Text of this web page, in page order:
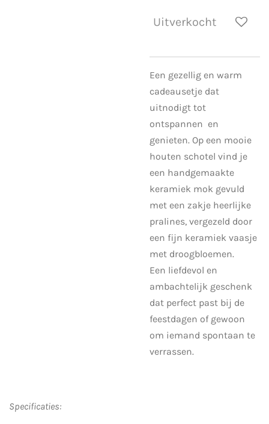
Uitverkocht
Een gezellig en warm
cadeausetje dat
uitnodigt tot
ontspannen en
genieten. Op een mooie
houten schotel vind je
een handgemaakte
keramiek mok gevuld
met een zakje heerlijke
pralines, vergezeld door
een fijn keramiek vaasje
met droogbloemen.
Een liefdevol en
ambachtelijk geschenk
dat perfect past bij de
feestdagen of gewoon
om iemand spontaan te
verrassen.
Specificaties: